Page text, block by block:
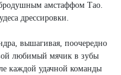
амстаффом Тао.
дрессировки.
вышагивая, поочередно
любимый мячик в зубы
каждой удачной команды